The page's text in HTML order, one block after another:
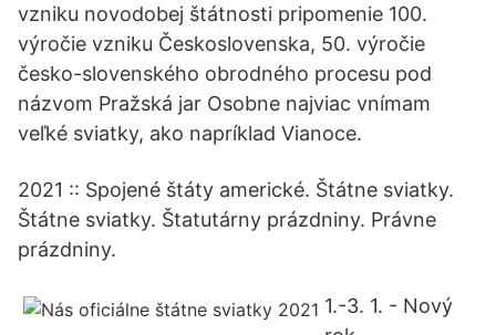
vzniku novodobej štátnosti pripomenie 100.
výročie vzniku Československa, 50. výročie
česko-slovenského obrodného procesu pod
názvom Pražská jar Osobne najviac vnímam
veľké sviatky, ako napríklad Vianoce.
2021 :: Spojené štáty americké. Štátne sviatky.
Štátne sviatky. Štatutárny prázdniny. Právne
prázdniny.
1.-3. 1. - Nový